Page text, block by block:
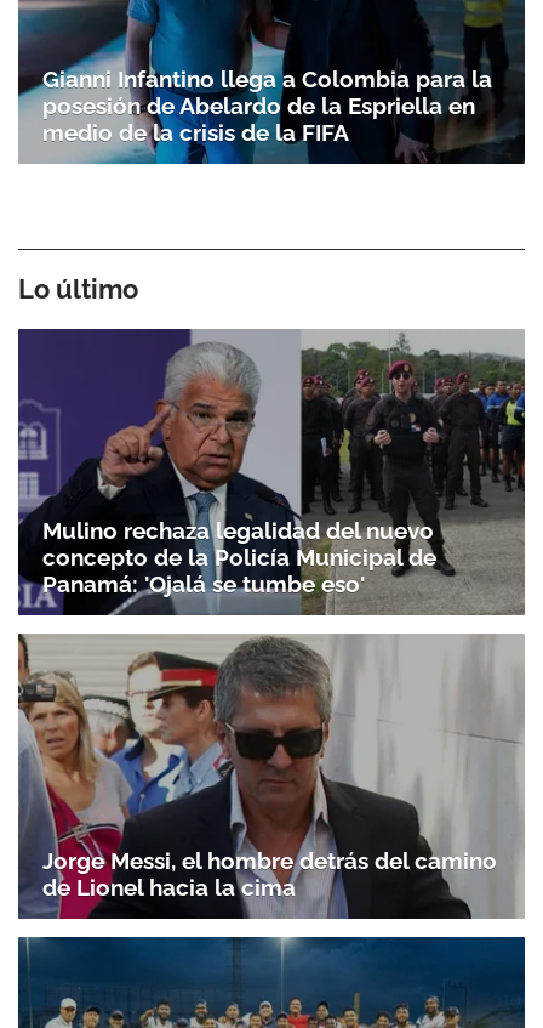
Gianni Infantino llega a Colombia para la
posesión de Abelardo de la Espriella en
medio de la crisis de la FIFA
Lo último
Mulino rechaza legalidad del nuevo
concepto de la Policía Municipal de
Panamá: 'Ojalá se tumbe eso'
Jorge Messi, el hombre detrás del camino
de Lionel hacia la cima